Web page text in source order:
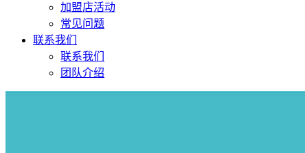
加盟店活动
常见问题
联系我们
联系我们
团队介绍